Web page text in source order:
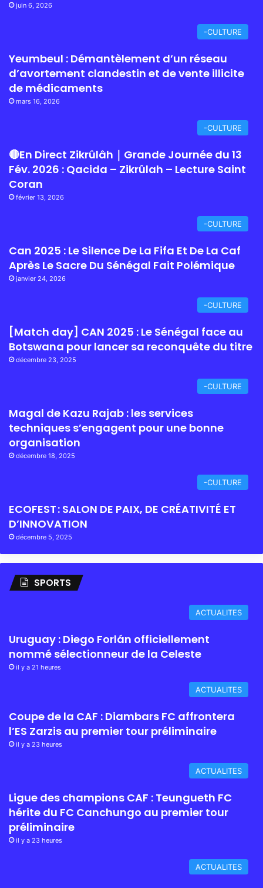
juin 6, 2026
-CULTURE
Yeumbeul : Démantèlement d’un réseau
d’avortement clandestin et de vente illicite
de médicaments
mars 16, 2026
-CULTURE
🔴En Direct Zikrûlâh｜Grande Journée du 13
Fév. 2026 : Qacida – Zikrûlah – Lecture Saint
Coran
février 13, 2026
-CULTURE
Can 2025 : Le Silence De La Fifa Et De La Caf
Après Le Sacre Du Sénégal Fait Polémique
janvier 24, 2026
-CULTURE
[Match day] CAN 2025 : Le Sénégal face au
Botswana pour lancer sa reconquête du titre
décembre 23, 2025
-CULTURE
Magal de Kazu Rajab : les services
techniques s’engagent pour une bonne
organisation
décembre 18, 2025
-CULTURE
ECOFEST : SALON DE PAIX, DE CRÉATIVITÉ ET
D’INNOVATION
décembre 5, 2025
SPORTS
ACTUALITES
Uruguay : Diego Forlán officiellement
nommé sélectionneur de la Celeste
il y a 21 heures
ACTUALITES
Coupe de la CAF : Diambars FC affrontera
l’ES Zarzis au premier tour préliminaire
il y a 23 heures
ACTUALITES
Ligue des champions CAF : Teungueth FC
hérite du FC Canchungo au premier tour
préliminaire
il y a 23 heures
ACTUALITES